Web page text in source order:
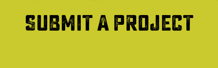
SUBMIT A PROJECT